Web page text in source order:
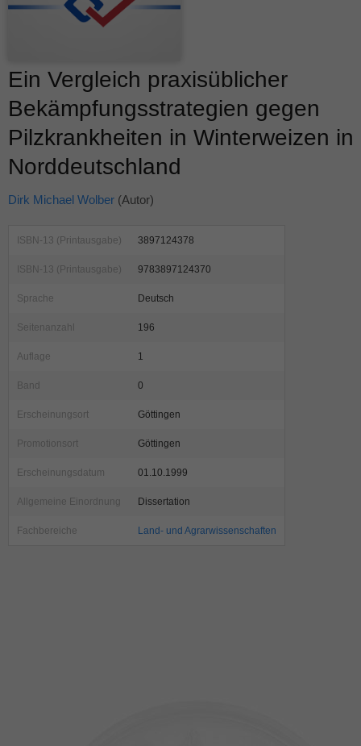
Ein Vergleich praxisüblicher
Bekämpfungsstrategien gegen
Pilzkrankheiten in Winterweizen in
Norddeutschland
Dirk Michael Wolber (Autor)
ISBN-13 (Printausgabe) 3897124378
ISBN-13 (Printausgabe) 9783897124370
Sprache Deutsch
Seitenanzahl 196
Auflage 1
Band 0
Erscheinungsort Göttingen
Promotionsort Göttingen
Erscheinungsdatum 01.10.1999
Allgemeine Einordnung Dissertation
Fachbereiche Land- und Agrarwissenschaften